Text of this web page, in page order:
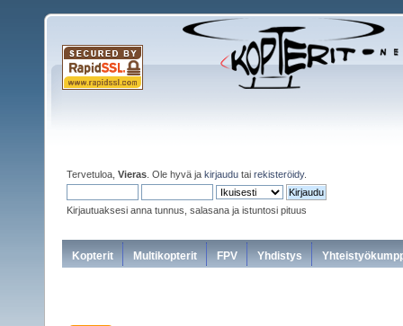
Tervetuloa, Vieras . Ole hyvä ja kirjaudu tai rekisteröidy.
Kirjautuaksesi anna tunnus, salasana ja istuntosi pituus
Kopterit Multikopterit FPV Yhdistys